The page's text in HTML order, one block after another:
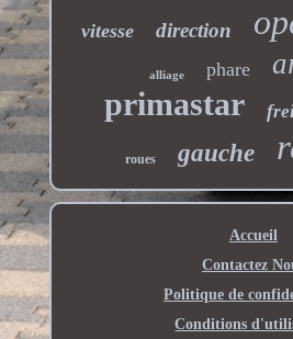
vitesse direction
alliage phare
primastar
roues gauche
Accueil
Contactez
Politique de
Conditions